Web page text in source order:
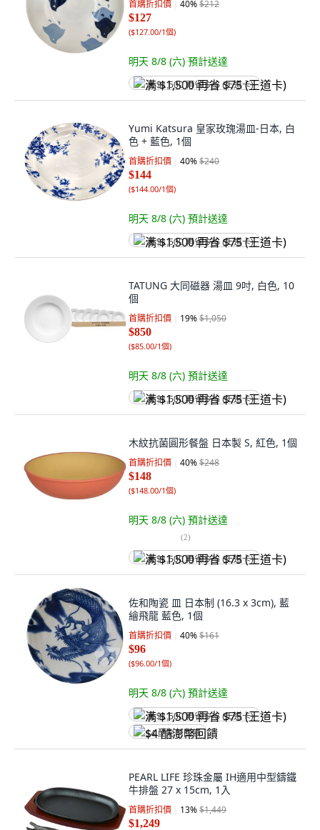
首購折扣價 40%$212
$127
($127.00/1個)
明天 8/8 (六) 預計送達
满 $1,500 再省 $75 (王道卡)
Yumi Katsura 皇家玫瑰湯皿-日本, 白
色 + 藍色, 1個
首購折扣價 40%$240
$144
($144.00/1個)
明天 8/8 (六) 預計送達
满 $1,500 再省 $75 (王道卡)
TATUNG 大同磁器 湯皿 9吋, 白色, 10
個
首購折扣價 19%$1,050
$850
($85.00/1個)
明天 8/8 (六) 預計送達
满 $1,500 再省 $75 (王道卡)
木紋抗菌圓形餐盤 日本製 S, 紅色, 1個
首購折扣價 40%$248
$148
($148.00/1個)
明天 8/8 (六) 預計送達
(2)
满 $1,500 再省 $75 (王道卡)
佐和陶瓷 皿 日本制 (16.3 x 3cm), 藍
繪飛龍 藍色, 1個
首購折扣價 40%$161
$96
($96.00/1個)
明天 8/8 (六) 預計送達
满 $1,500 再省 $75 (王道卡)
$4 酷澎幣回饋
PEARL LIFE 珍珠金屬 IH適用中型鑄鐵
牛排盤 27 x 15cm, 1入
首購折扣價 13%$1,449
$1,249